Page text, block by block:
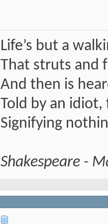
Life’s but a
That struts and
And then is
Told by an
Signifying
Shakespeare -